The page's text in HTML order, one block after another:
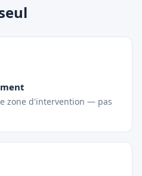
zone d'intervention — pas